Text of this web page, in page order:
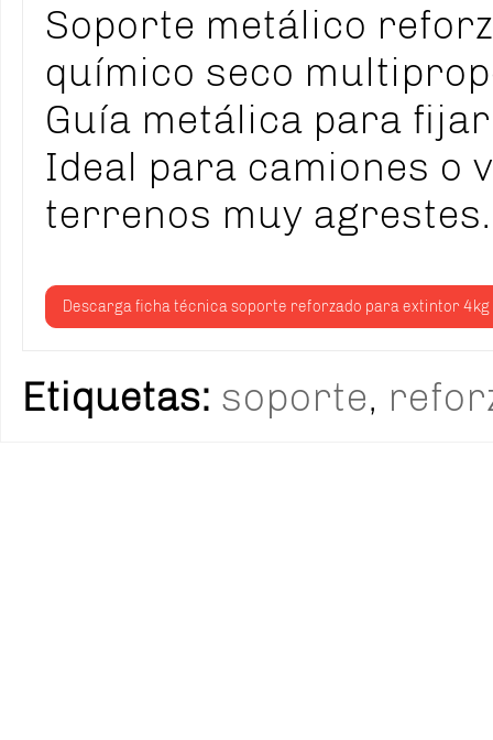
Soporte metálico
químico seco
Guía metálica para
Ideal para camiones o
terrenos muy agrestes.
Descarga ficha técnica soporte reforzado para extintor 4kg
Etiquetas: soporte,